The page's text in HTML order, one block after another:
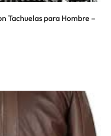
Tachuelas para Hombre –